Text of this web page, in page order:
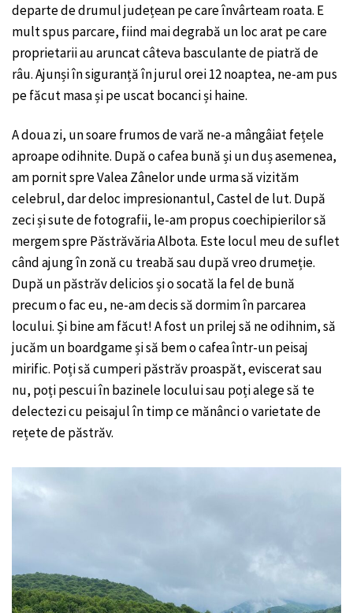
departe de drumul județean pe care învârteam roata. E
mult spus parcare, fiind mai degrabă un loc arat pe care
proprietarii au aruncat câteva basculante de piatră de
râu. Ajunși în siguranță în jurul orei 12 noaptea, ne-am pus
pe făcut masa și pe uscat bocanci și haine.
A doua zi, un soare frumos de vară ne-a mângâiat fețele
aproape odihnite. După o cafea bună și un duș asemenea,
am pornit spre Valea Zânelor unde urma să vizităm
celebrul, dar deloc impresionantul, Castel de lut. După
zeci și sute de fotografii, le-am propus coechipierilor să
mergem spre Păstrăvăria Albota. Este locul meu de suflet
când ajung în zonă cu treabă sau după vreo drumeție.
După un păstrăv delicios și o socată la fel de bună
precum o fac eu, ne-am decis să dormim în parcarea
locului. Și bine am făcut! A fost un prilej să ne odihnim, să
jucăm un boardgame și să bem o cafea într-un peisaj
mirific. Poți să cumperi păstrăv proaspăt, eviscerat sau
nu, poți pescui în bazinele locului sau poți alege să te
delectezi cu peisajul în timp ce mănânci o varietate de
rețete de păstrăv.